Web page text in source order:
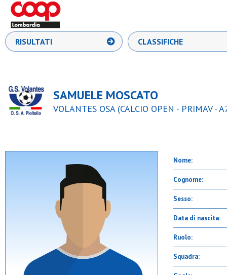
RISULTATI CLASSIFICHE
SAMUELE MOSCATO
VOLANTES OSA (CALCIO OPEN - PRIMAV -
Nome:
Cognome:
Sesso:
Data di nascita:
Ruolo:
Squadra: